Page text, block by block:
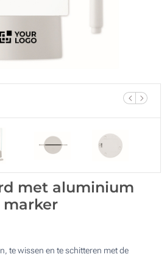
met aluminium
te wissen en te schitteren met de